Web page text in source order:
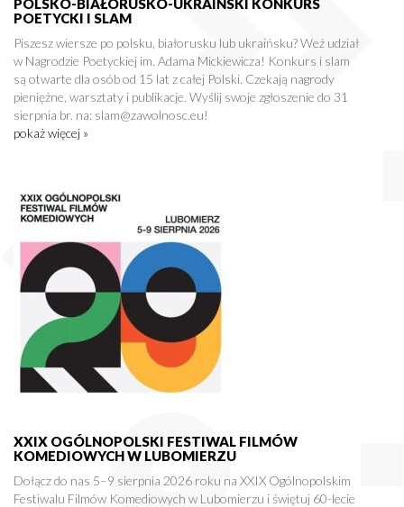
POLSKO-BIAŁORUSKO-UKRAIŃSKI KONKURS
POETYCKI I SLAM
Piszesz wiersze po polsku, białorusku lub ukraińsku? Weź udział
w Nagrodzie Poetyckiej im. Adama Mickiewicza! Konkurs i slam
są otwarte dla osób od 15 lat z całej Polski. Czekają nagrody
pieniężne, warsztaty i publikacje. Wyślij swoje zgłoszenie do 31
sierpnia br. na: slam@zawolnosc.eu!
pokaż więcej »
XXIX OGÓLNOPOLSKI FESTIWAL FILMÓW
KOMEDIOWYCH W LUBOMIERZU
Dołącz do nas 5–9 sierpnia 2026 roku na XXIX Ogólnopolskim
Festiwalu Filmów Komediowych w Lubomierzu i świętuj 60-lecie